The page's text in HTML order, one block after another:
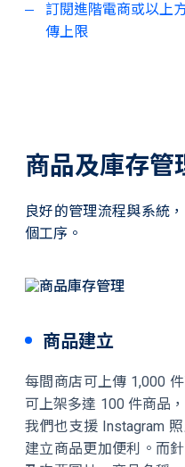
訂閱進階電商或以上
傳上限
商品及庫存管
良好的管理流程與系統
個工序。
商品建立
每間商店可上傳 1,000
可上架多達 100 件商品
我們也支援 Instagram
建立商品更加便利。而